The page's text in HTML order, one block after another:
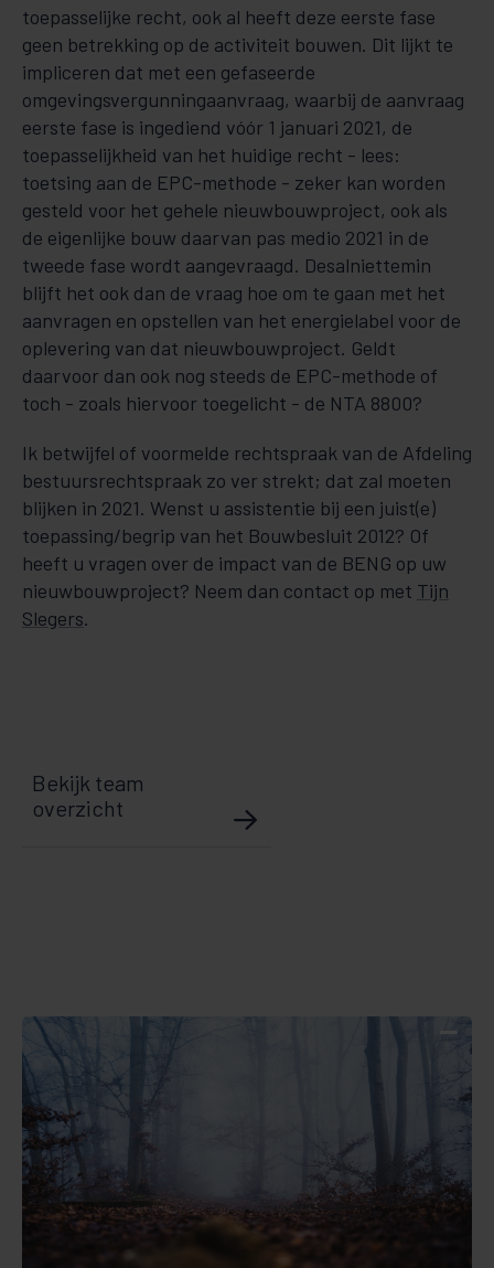
toepasse­lij­ke recht, ook al heeft deze eerste fase
geen betrekking op de activiteit bouwen. Dit lijkt te
impliceren dat met een gefaseerde
omgevingsvergunningaanvraag, waarbij de aanvraag
eer­ste fase is ingediend vóór 1 januari 2021, de
toepasselijkheid van het huidige recht - lees:
toetsing aan de EPC-methode - ze­ker kan worden
gesteld voor het gehele nieuwbouwproject, ook als
de ei­gen­lijke bouw daarvan pas medio 2021 in de
tweede fase wordt aangevraagd. Desalniettemin
blijft het ook dan de vraag hoe om te gaan met het
aanvragen en opstellen van het energielabel voor de
oplevering van dat nieuwbouw­project. Geldt
daarvoor dan ook nog steeds de EPC-methode of
toch - zoals hiervoor toege­licht - de NTA 8800?
Ik betwijfel of voormelde rechtspraak van de Afdeling
bestuursrechtspraak zo ver strekt; dat zal moe­ten
blijken in 2021. Wenst u assistentie bij een juist(e)
toepassing/begrip van het Bouwbesluit 2012? Of
heeft u vra­gen over de impact van de BENG op uw
nieuwbouwproject? Neem dan contact op met Tijn
Slegers.
Bekijk team
overzicht